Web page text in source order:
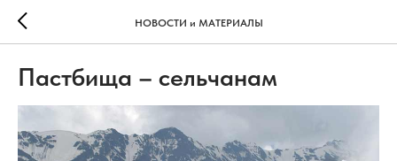
НОВОСТИ и МАТЕРИАЛЫ
Пастбища – сельчанам